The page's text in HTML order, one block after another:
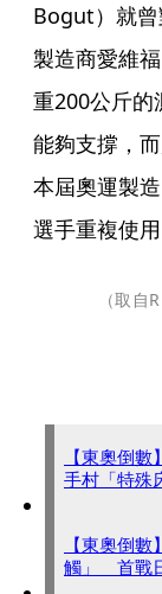
Bogut）就
製造商愛維
重200公斤的
能夠支撐，
本屆奧運製
選手重複使
（取
【東奧倒
手村「特殊
【東奧倒
觸」 首戰